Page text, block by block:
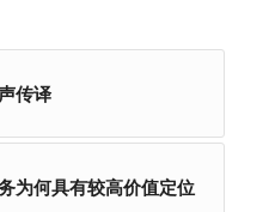
传译
为何具有较高价值定位